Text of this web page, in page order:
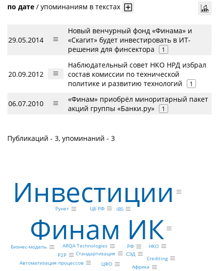
по дате / упоминаниям в текстах
29.05.2014
Новый венчурный фонд «Финама» и
«Скагит» будет инвестировать в ИТ-
решения для финсектора
1
20.09.2012
Наблюдательный совет НКО НРД избрал
состав комиссии по технической
политике и развитию технологий
1
06.07.2010
«Финам» приобрёл миноритарный пакет
акций группы «Банки.ру»
1
Публикаций - 3, упоминаний - 3
Финам ИК
Инвестиции
IBS
ARQA Technologies
ЦБ РФ
P2P
Стандартизация
Автоматизация процессов
СЭД
РФ
ЦФО Африка
Сrediting
Бизнес-модель
Рунет
НКО